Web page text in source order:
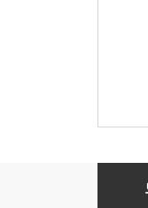
저속노